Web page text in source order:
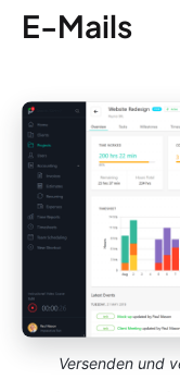
E-Mails
Versenden und